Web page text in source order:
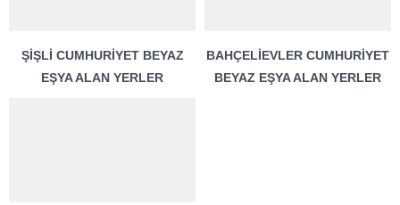
ŞIŞLI CUMHURIYET BEYAZ
EŞYA ALAN YERLER
BAHÇELIEVLER CUMHURIYET
BEYAZ EŞYA ALAN YERLER